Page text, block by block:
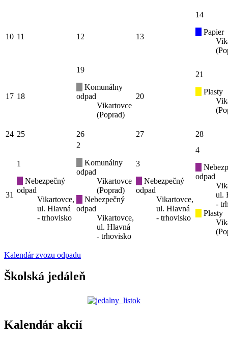
10 11 12 13
14
Papier
17 18
19
Komunálny
odpad
Vikartovce
(Poprad)
20
21
Plasty
24 25 26 27 28
31
1
Nebezpečný
odpad
Vikartovce,
ul. Hlavná
- trhovisko
2
Komunálny
odpad
Vikartovce
(Poprad)
Nebezpečný
odpad
Vikartovce,
ul. Hlavná
- trhovisko
3
Nebezpečný
odpad
Vikartovce,
ul. Hlavná
- trhovisko
4
odpad
ul.
-
Plasty
Kalendár zvozu odpadu
Školská jedáleň
Kalendár akcií